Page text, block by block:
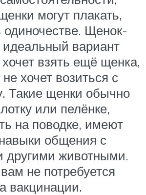
могут плакать,
одиночестве. Щенок-
идеальный вариант
хочет взять ещё щенка,
хочет возиться с
Такие щенки обычно
или пелёнке,
на поводке, имеют
общения с
животными.
не потребуется
вакцинации.